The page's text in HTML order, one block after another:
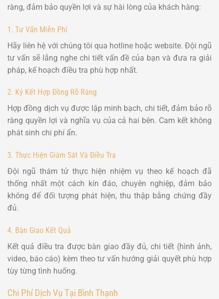
ràng, đảm bảo quyền lợi và sự hài lòng của khách hàng:
1. Tư Vấn Miễn Phí
Hãy liên hệ với chúng tôi qua hotline hoặc website. Đội ngũ
tư vấn sẽ lắng nghe chi tiết vấn đề của bạn và đưa ra giải
pháp, kế hoạch điều tra phù hợp nhất.
2. Ký Kết Hợp Đồng Rõ Ràng
Hợp đồng dịch vụ được lập minh bạch, chi tiết, đảm bảo rõ
ràng quyền lợi và nghĩa vụ của cả hai bên. Cam kết không
phát sinh chi phí ẩn.
3. Thực Hiện Giám Sát Và Điều Tra
Đội ngũ thám tử thực hiện nhiệm vụ theo kế hoạch đã
thống nhất một cách kín đáo, chuyên nghiệp, đảm bảo
không để đối tượng phát hiện, thu thập bằng chứng đầy
đủ.
4. Bàn Giao Kết Quả
Kết quả điều tra được bàn giao đầy đủ, chi tiết (hình ảnh,
video, báo cáo) kèm theo tư vấn hướng giải quyết phù hợp
tùy từng tình huống.
Chi Phí Dịch Vụ Tại Bình Thạnh